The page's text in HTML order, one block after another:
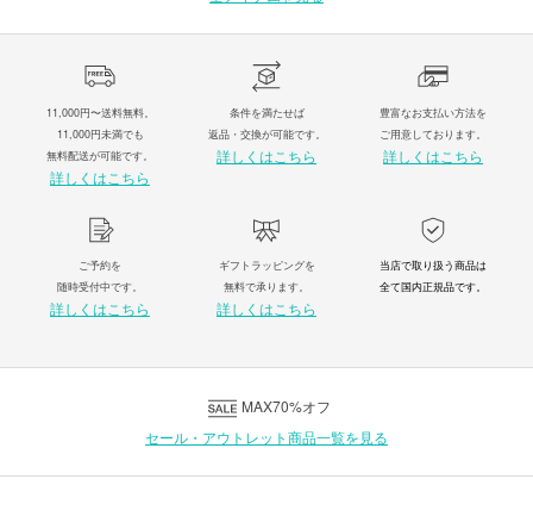
11,000円〜送料無料。
11,000円未満でも
無料配送が可能です。
詳しくはこちら
条件を満たせば
返品・交換が可能です。
詳しくはこちら
豊富なお支払い方法を
ご用意しております。
詳しくはこちら
ご予約を
随時受付中です。
詳しくはこちら
ギフトラッピングを
無料で承ります。
詳しくはこちら
当店で取り扱う商品は
全て国内正規品です。
MAX70%オフ
セール・アウトレット商品一覧を見る